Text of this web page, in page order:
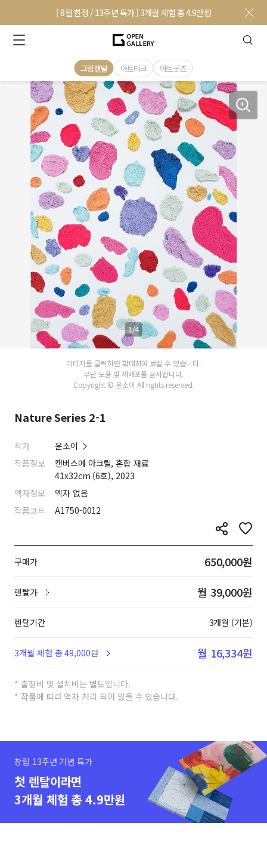
[ 8월 한정 / 13주년 특가 ] 3개월 체험 총 4.9만원
그림렌탈 아트테크 아트굿즈
1/4
이미지를 클릭하면 확대하여 보실 수 있습니다.
무단 도용 및 재배포를 금지합니다.
Copyright © 윤소이 All rights reserved.
Nature Series 2-1
작가
윤소이
작품정보
캔버스에 아크릴, 혼합 재료
41x32cm (6호), 2023
액자정보
액자 없음
작품코드
A1750-0012
구매가 650,000원
렌탈가 월 39,000원
렌탈기간 3개월 (기본)
3개월 체험 총 49,000원 월 16,334원
* 출장비 및 설치비는 별도입니다.
* 작품에 따라 액자 처리 되어 있을 수 있습니다.
창립 13주년 기념 특가
첫 렌탈이라면
3개월 체험 총 4.9만원